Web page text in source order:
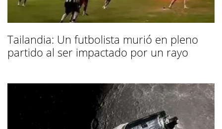
Tailandia: Un futbolista murió en pleno
partido al ser impactado por un rayo